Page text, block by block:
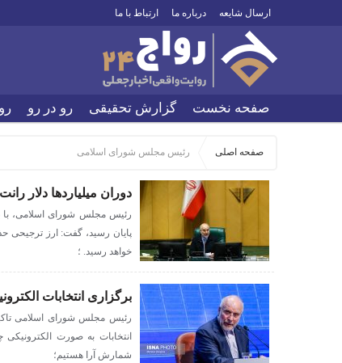
ارسال شایعه درباره ما ارتباط با ما
صفحه نخست گزارش تحقیقی رو در رو
صفحه اصلی رئیس مجلس شورای اسلامی
دوران میلیاردها دلار
رئیس مجلس شورای اسلامی، با
پایان رسید، گفت: ارز ترجیحی‌
خواهد رسید. ؛
برگزاری انتخابات
رئیس مجلس شورای اسلامی
انتخابات به صورت
شمارش آرا هستیم؛